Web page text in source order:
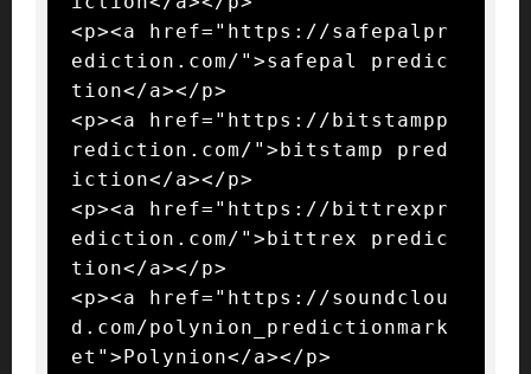
<p><a href="https://safepalpr
ediction.com/">safepal predic
tion</a></p>
<p><a href="https://bitstampp
rediction.com/">bitstamp pred
iction</a></p>
<p><a href="https://bittrexpr
ediction.com/">bittrex predic
tion</a></p>
<p><a href="https://soundclou
d.com/polynion_predictionmark
et">Polynion</a></p>